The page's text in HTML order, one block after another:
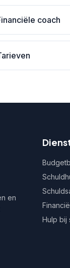
coach
en
Hulp bij